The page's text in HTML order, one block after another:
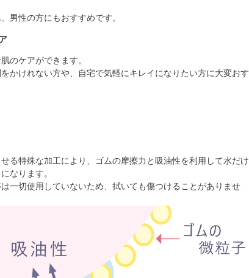
男性の方にもおすすめです。
のケアができます。
かけれない方や、自宅で気軽にキレイになりたい方に大変おす
る特殊な加工により、ゴムの摩擦力と吸油性を利用して水だけ
なります。
一切使用していないため、拭いても傷つけることがありませ